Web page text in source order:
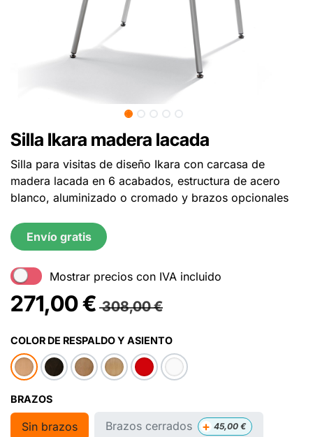
Silla Ikara madera lacada
Silla para visitas de diseño Ikara con carcasa de
madera lacada en 6 acabados, estructura de acero
blanco, aluminizado o cromado y brazos opcionales
Envío gratis
Mostrar precios con IVA incluido
271,00€ 308,00€
COLOR DE RESPALDO Y ASIENTO
BRAZOS
Sin brazos Brazos cerrados + 45,00 €